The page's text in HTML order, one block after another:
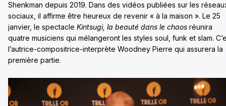
Shenkman depuis 2019. Dans des vidéos publiées sur les
sociaux, il affirme être heureux de revenir « à la maison ». Le 25
janvier, le spectacle Kintsugi, la beauté dans le chaos réunira
quatre musiciens qui mélangeront les styles soul, funk et slam.
l’autrice-compositrice-interprète Woodney Pierre qui assurera la
première partie.